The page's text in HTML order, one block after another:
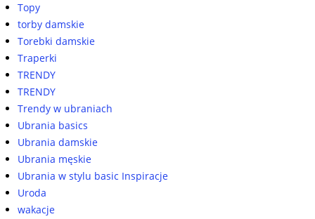
Topy
torby damskie
Torebki damskie
Traperki
TRENDY
TRENDY
Trendy w ubraniach
Ubrania basics
Ubrania damskie
Ubrania męskie
Ubrania w stylu basic Inspiracje
Uroda
wakacje